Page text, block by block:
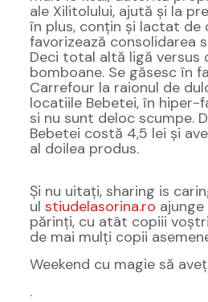
ale Xilitolului, ajută și la
în plus, conțin și lactat de
favorizează consolidarea
Deci total altă ligă versus
bomboane. Se găsesc în
Carrefour la raionul de
locatiile Bebetei, în hiper-
si nu sunt deloc scumpe.
Bebetei costă 4,5 lei și
al doilea produs.
Și nu uitați, sharing is
ul stiudelasorina.ro
părinți, cu atât copiii
de mai mulți copii
Weekend cu magie să
.